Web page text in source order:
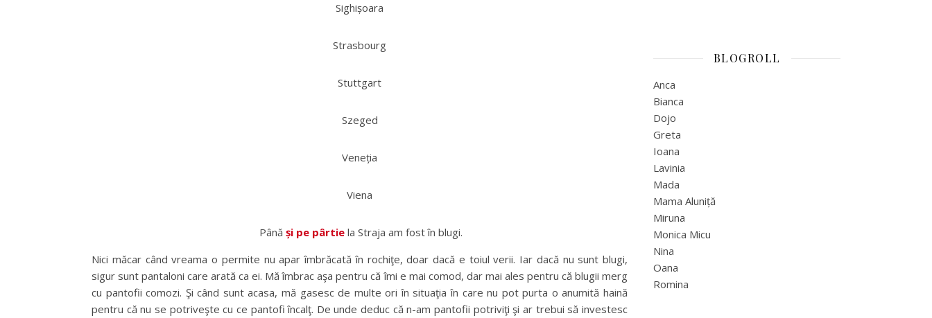
Sighișoara
Strasbourg
Stuttgart
Szeged
Veneția
Viena
Până și pe pârtie la Straja am fost în blugi.
Nici măcar când vreama o permite nu apar îmbrăcată în rochiţe, doar dacă e toiul verii. Iar dacă nu sunt blugi,
sigur sunt pantaloni care arată ca ei. Mă îmbrac aşa pentru că îmi e mai comod, dar mai ales pentru că blugii merg
cu pantofii comozi. Şi când sunt acasa, mă gasesc de multe ori în situaţia în care nu pot purta o anumită haină
pentru că nu se potriveşte cu ce pantofi încalţ. De unde deduc că n-am pantofii potriviţi şi ar trebui să investesc
BLOGROLL
Anca
Bianca
Dojo
Greta
Ioana
Lavinia
Mada
Mama Aluniță
Miruna
Monica Micu
Nina
Oana
Romina